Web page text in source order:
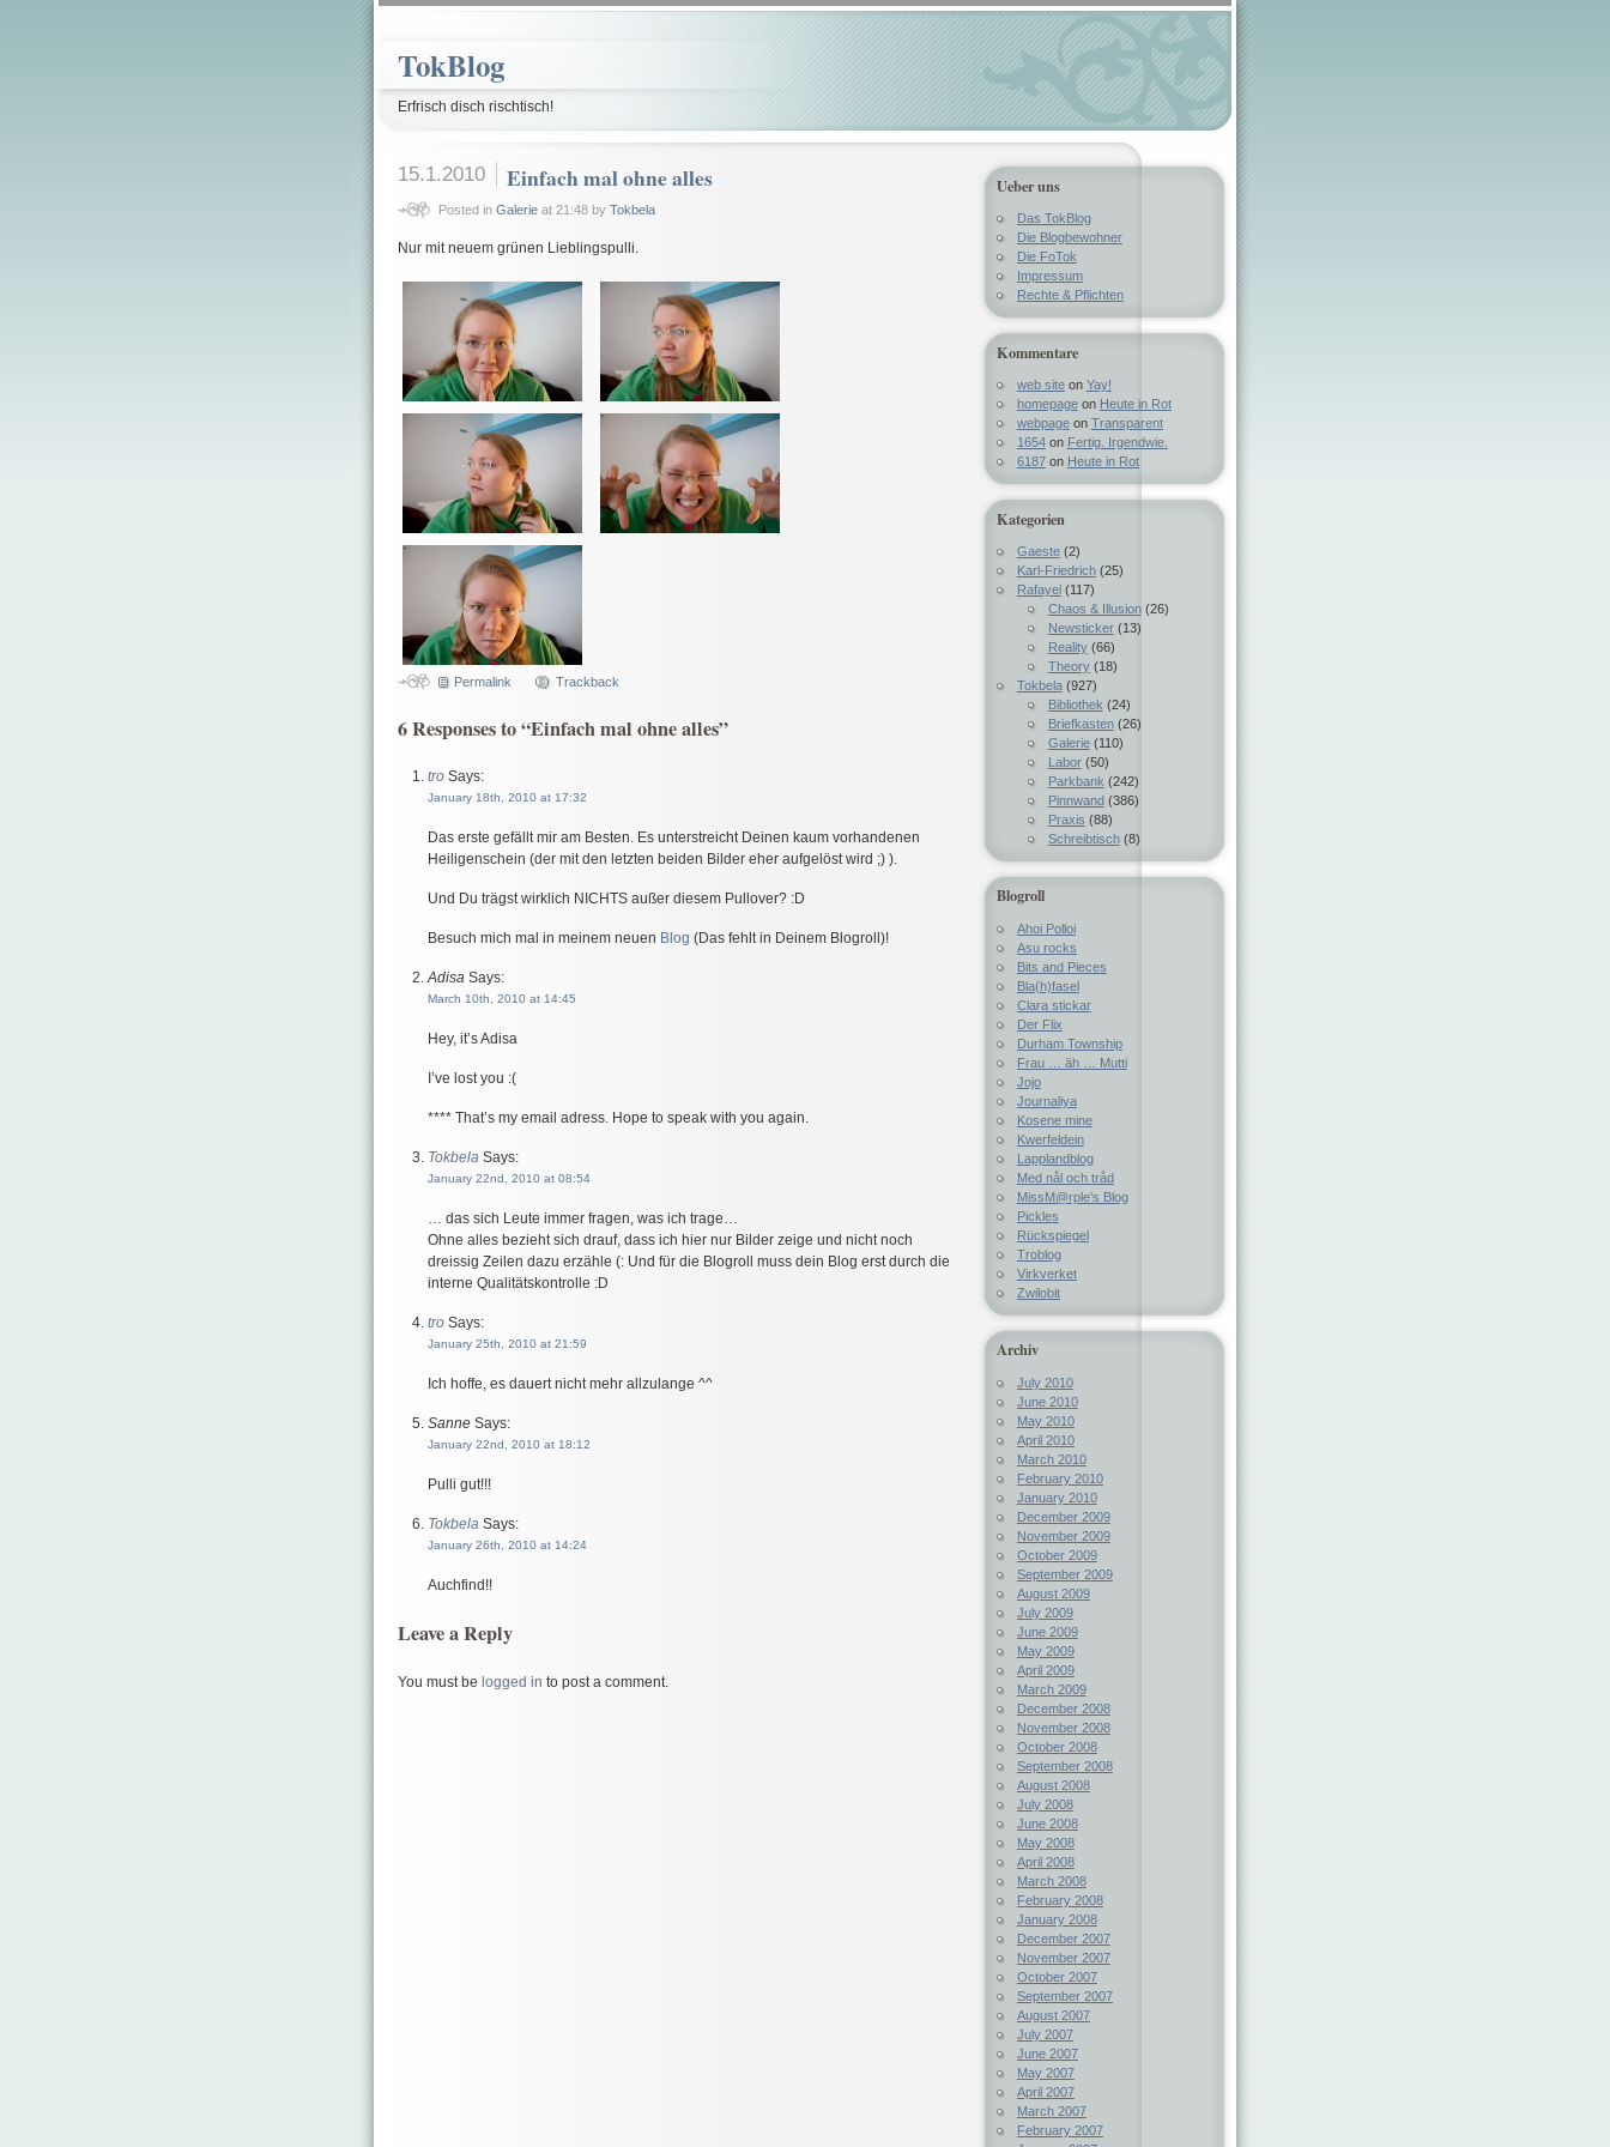
TokBlog
Erfrisch disch rischtisch!
15.1.2010 Einfach mal ohne alles
Posted in Galerieat 21:48 by Tokbela
Nur mit neuem grünen Lieblingspulli.
Permalink Trackback
6 Responses to “Einfach mal ohne alles”
troSays:
January 18th, 2010 at 17:32
Das erste gefällt mir am Besten. Es unterstreicht Deinen kaum vorhandenen
Heiligenschein (der mit den letzten beiden Bilder eher aufgelöst wird ;) ).
Und Du trägst wirklich NICHTS außer diesem Pullover? :D
Besuch mich mal in meinem neuen Blog (Das fehlt in Deinem Blogroll)!
AdisaSays:
March 10th, 2010 at 14:45
Hey, it’s Adisa
I’ve lost you :(
**** That’s my email adress. Hope to speak with you again.
TokbelaSays:
January 22nd, 2010 at 08:54
… das sich Leute immer fragen, was ich trage…
Ohne alles bezieht sich drauf, dass ich hier nur Bilder zeige und nicht noch
dreissig Zeilen dazu erzähle (: Und für die Blogroll muss dein Blog erst durch die
interne Qualitätskontrolle :D
troSays:
January 25th, 2010 at 21:59
Ich hoffe, es dauert nicht mehr allzulange ^^
SanneSays:
January 22nd, 2010 at 18:12
Pulli gut!!!
TokbelaSays:
January 26th, 2010 at 14:24
Auchfind!!
Leave a Reply
You must be logged in to post a comment.
Ueber uns
Das TokBlog
Die Blogbewohner
Die FoTok
Impressum
Rechte & Pflichten
Kommentare
web siteon Yay!
homepageon Heute in Rot
webpageon Transparent
1654on Fertig. Irgendwie.
6187on Heute in Rot
Kategorien
Gaeste(2)
Karl-Friedrich(25)
Rafayel(117)
Chaos & Illusion(26)
Newsticker(13)
Reality(66)
Theory(18)
Tokbela(927)
Bibliothek (24)
Briefkasten(26)
Galerie(110)
Labor(50)
Parkbank (242)
Pinnwand(386)
Praxis (88)
Schreibtisch(8)
Blogroll
Ahoi Polloi
Asu rocks
Bits and Pieces
Bla(h)fasel
Clara stickar
Der Flix
Durham Township
Frau … äh … Mutti
Jojo
Journaliya
Kosene mine
Kwerfeldein
Lapplandblog
Med nål och tråd
MissM@rple's Blog
Pickles
Rückspiegel
Troblog
Virkverket
Zwilobit
Archiv
July 2010
June 2010
May 2010
April 2010
March 2010
February 2010
January 2010
December 2009
November 2009
October 2009
September 2009
August 2009
July 2009
June 2009
May 2009
April 2009
March 2009
December 2008
November 2008
October 2008
September 2008
August 2008
July 2008
June 2008
May 2008
April 2008
March 2008
February 2008
January 2008
December 2007
November 2007
October 2007
September 2007
August 2007
July 2007
June 2007
May 2007
April 2007
March 2007
February 2007